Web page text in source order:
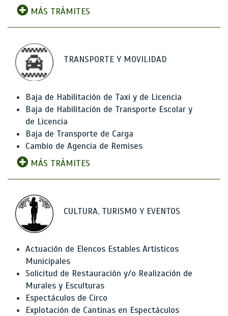
MÁS TRÁMITES
TRANSPORTE Y MOVILIDAD
Baja de Habilitación de Taxi y de Licencia
Baja de Habilitación de Transporte Escolar y
de Licencia
Baja de Transporte de Carga
Cambio de Agencia de Remises
MÁS TRÁMITES
CULTURA, TURISMO Y EVENTOS
Actuación de Elencos Estables Artísticos
Municipales
Solicitud de Restauración y/o Realización de
Murales y Esculturas
Espectáculos de Circo
Explotación de Cantinas en Espectáculos